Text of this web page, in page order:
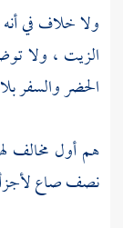
ولا خلاف في أنه
الزيت ، ولا
الحضر والسفر
هم أول مخالف
نصف صاع لأجزأه